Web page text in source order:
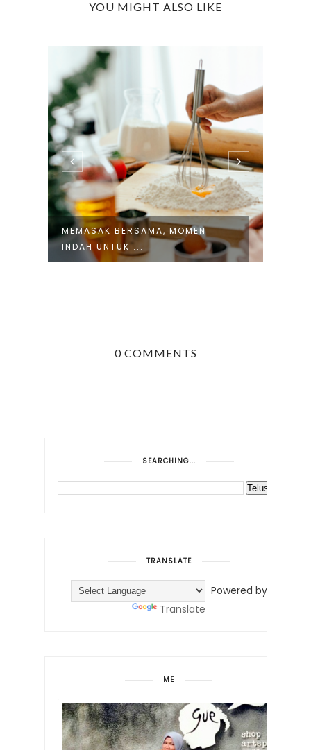
YOU MIGHT ALSO LIKE
MEMASAK BERSAMA, MOMEN
INDAH UNTUK ...
0 COMMENTS
SEARCHING...
TRANSLATE
Powered by
Translate
ME